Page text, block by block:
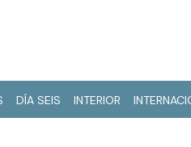
DÍA SEIS INTERIOR